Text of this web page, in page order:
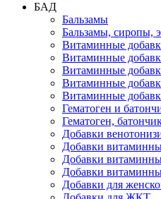
БАД
Бальзамы
Бальзамы, сиропы,
Витаминные
Витаминные
Витаминные
Витаминные
Витаминные
Гематоген и
Гематоген,
Добавки
Добавки
Добавки
Добавки
Добавки для